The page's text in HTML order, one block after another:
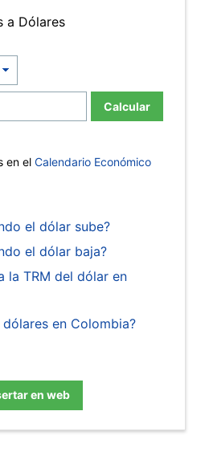
a Dólares
Calcular
en el Calendario Económico
el dólar sube?
el dólar baja?
la TRM del dólar en
en Colombia?
en web